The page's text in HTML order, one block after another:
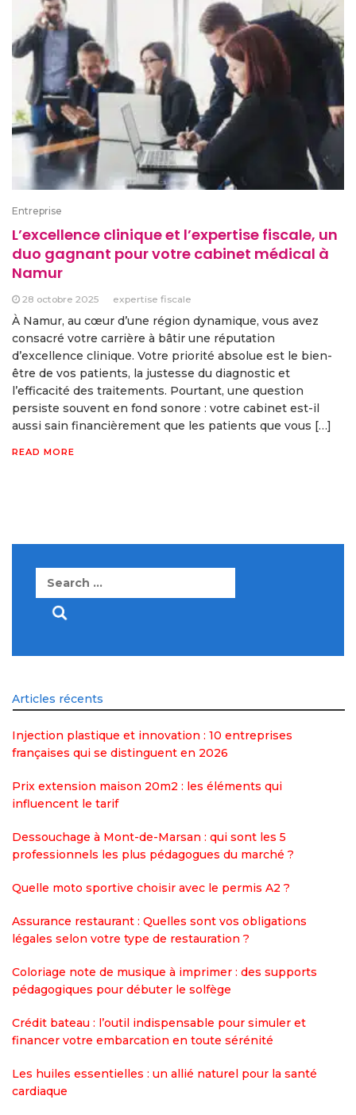
Entreprise
L’excellence clinique et l’expertise fiscale, un
duo gagnant pour votre cabinet médical à
Namur
28 octobre 2025 expertise fiscale
À Namur, au cœur d’une région dynamique, vous avez
consacré votre carrière à bâtir une réputation
d’excellence clinique. Votre priorité absolue est le bien-
être de vos patients, la justesse du diagnostic et
l’efficacité des traitements. Pourtant, une question
persiste souvent en fond sonore : votre cabinet est-il
aussi sain financièrement que les patients que vous […]
READ MORE
Search
Articles récents
Injection plastique et innovation : 10 entreprises
françaises qui se distinguent en 2026
Prix extension maison 20m2 : les éléments qui
influencent le tarif
Dessouchage à Mont-de-Marsan : qui sont les 5
professionnels les plus pédagogues du marché ?
Quelle moto sportive choisir avec le permis A2 ?
Assurance restaurant : Quelles sont vos obligations
légales selon votre type de restauration ?
Coloriage note de musique à imprimer : des supports
pédagogiques pour débuter le solfège
Crédit bateau : l’outil indispensable pour simuler et
financer votre embarcation en toute sérénité
Les huiles essentielles : un allié naturel pour la santé
cardiaque